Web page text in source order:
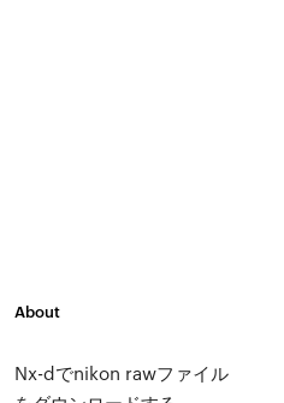
About
Nx-dでnikon rawファイル